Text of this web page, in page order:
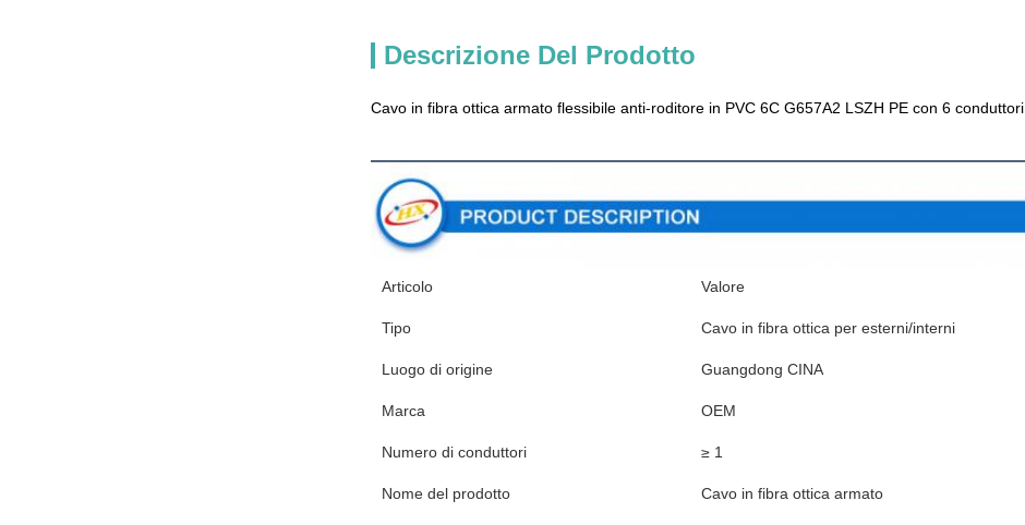
Descrizione Del Prodotto
Cavo in fibra ottica armato flessibile anti-roditore in PVC 6C G657A2 LSZH PE con 6 conduttori
Articolo Valore
Tipo Cavo in fibra ottica per esterni/interni
Luogo di origine Guangdong CINA
Marca OEM
Numero di conduttori ≥ 1
Nome del prodotto Cavo in fibra ottica armato